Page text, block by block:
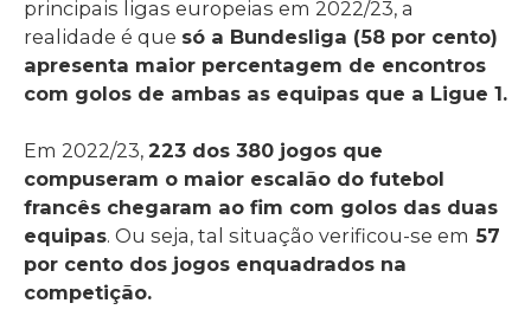
principais ligas europeias em 2022/23, a
realidade é que só a Bundesliga (58 por cento)
apresenta maior percentagem de encontros
com golos de ambas as equipas que a Ligue 1.
Em 2022/23, 223 dos 380 jogos que
compuseram o maior escalão do futebol
francês chegaram ao fim com golos das duas
equipas. Ou seja, tal situação verificou-se em 57
por cento dos jogos enquadrados na
competição.